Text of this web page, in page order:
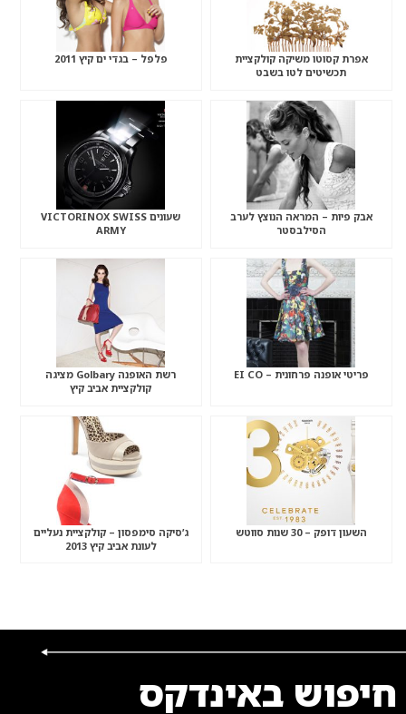
אפרת קסוטו משיקה קולקציית
תכשיטים לטו בשבט
פלפל – בגדי ים קיץ 2011
אבק פיות – המראה הנוצץ לערב
הסילבסטר
שעונים VICTORINOX SWISS
ARMY
פריטי אופנה פרחונית – EI CO
רשת האופנה Golbary מציגה
קולקציית אביב קיץ
השעון דופק – 30 שנות סווטש
ג’סיקה סימפסון – קולקציית נעליים
לעונת אביב קיץ 2013
חיפוש באינדקס